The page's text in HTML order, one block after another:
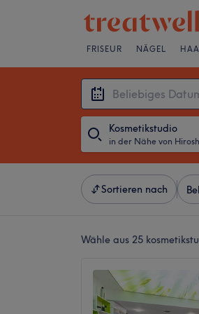
FRISEUR NÄGEL
Kosmetikstudio
Sortieren nach
Wähle aus 25